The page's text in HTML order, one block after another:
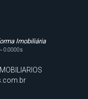
Imobiliária
0.0000s